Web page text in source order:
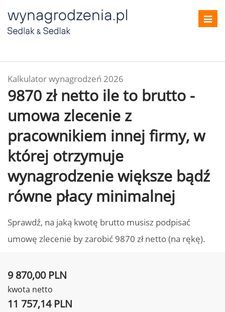
Kalkulator wynagrodzeń 2026
9870 zł netto ile to brutto -
umowa zlecenie z
pracownikiem innej firmy, w
której otrzymuje
wynagrodzenie większe bądź
równe płacy minimalnej
Sprawdź, na jaką kwotę brutto musisz podpisać
umowę zlecenie by zarobić 9870 zł netto (na rękę).
9 870,00 PLN
kwota netto
11 757,14 PLN